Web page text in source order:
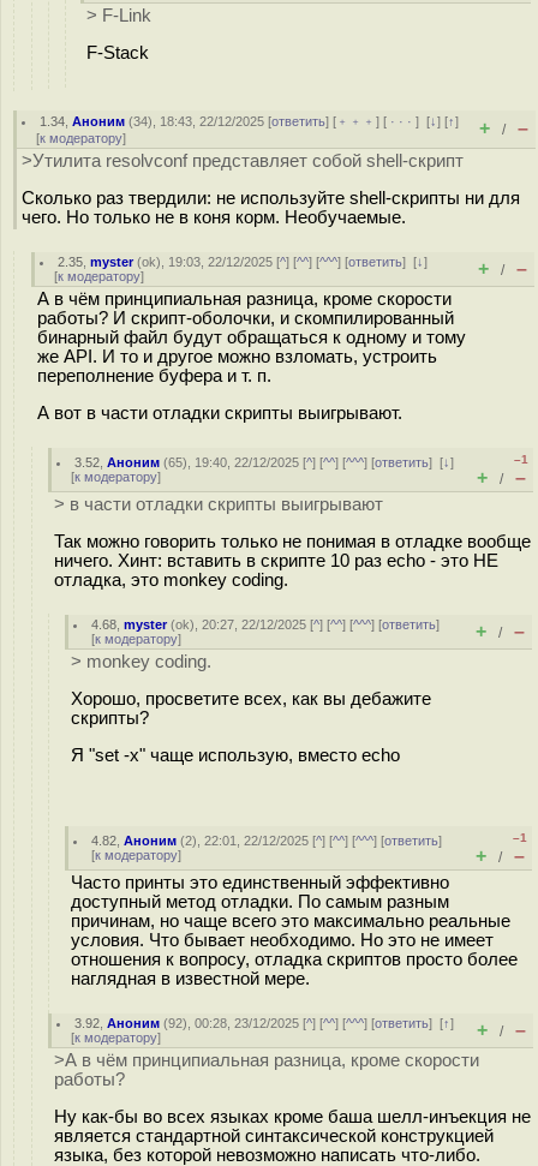
> F-Link
F-Stack
1.34 ,Аноним (34), 18:43, 22/12/2025 [ответить] [ ﹢﹢﹢] [ · · ·][↓] [↑]
[к модератору] + / –
>Утилита resolvconf представляет собой shell-скрипт
Сколько раз твердили: не используйте shell-скрипты ни для
чего. Но только не в коня корм. Необучаемые.
2.35 ,myster(ok), 19:03, 22/12/2025 [^] [^^] [^^^] [ответить][↓]
[к модератору] + / –
А в чём принципиальная разница, кроме скорости
работы? И скрипт-оболочки, и скомпилированный
бинарный файл будут обращаться к одному и тому
же API. И то и другое можно взломать, устроить
переполнение буфера и т. п.
А вот в части отладки скрипты выигрывают.
3.52 ,Аноним (65), 19:40, 22/12/2025 [^] [^^] [^^^] [ответить][↓]
[к модератору]
–1
+ / –
> в части отладки скрипты выигрывают
Так можно говорить только не понимая в отладке вообще
ничего. Хинт: вставить в скрипте 10 раз echo - это НЕ
отладка, это monkey coding.
4.68 ,myster(ok), 20:27, 22/12/2025 [^] [^^] [^^^] [ответить]
[к модератору] + / –
> monkey coding.
Хорошо, просветите всех, как вы дебажите
скрипты?
Я "set -x" чаще использую, вместо echo
4.82 ,Аноним (2), 22:01, 22/12/2025 [^] [^^] [^^^] [ответить]
[к модератору]
–1
+ / –
Часто принты это единственный эффективно
доступный метод отладки. По самым разным
причинам, но чаще всего это максимально реальные
условия. Что бывает необходимо. Но это не имеет
отношения к вопросу, отладка скриптов просто более
наглядная в известной мере.
3.92 ,Аноним (92), 00:28, 23/12/2025 [^] [^^] [^^^] [ответить][↑]
[к модератору] + / –
>А в чём принципиальная разница, кроме скорости
работы?
Ну как-бы во всех языках кроме баша шелл-инъекция не
является стандартной синтаксической конструкцией
языка, без которой невозможно написать что-либо.